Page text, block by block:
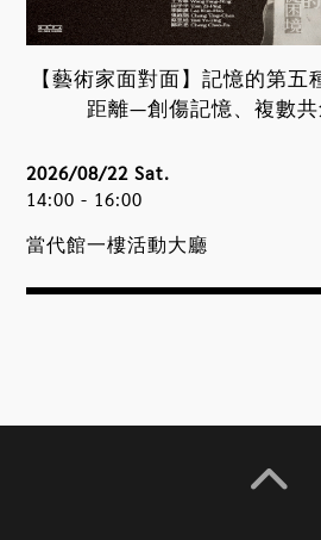
【藝術家面對面】記憶的第
距離—創傷記憶、複數
當代館一樓活動大廳
2026/08/22 Sat.
14:00 - 16:00